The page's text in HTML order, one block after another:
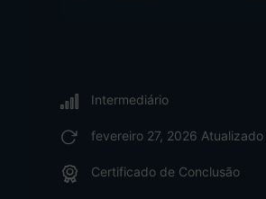
Intermediário
fevereiro 27, 2026 Atualizado
Certificado de Conclusão